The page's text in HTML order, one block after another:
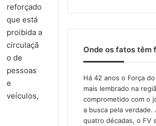
reforçado
que está
proibida a
circulaçã
o de
pessoas
e
veículos,
Onde os fatos têm
Há 42 anos o Força
mais lembrado na
comprometido com o
a busca pela verdade.
quatro décadas, o FV